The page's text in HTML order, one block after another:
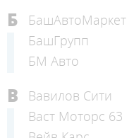
Б
БашАвтоМаркет
БашГрупп
БМ Авто
В
Вавилов Сити
Васт Моторс 63